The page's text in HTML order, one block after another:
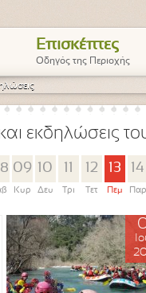
Επισκέπτες
Οδηγός της Περιοχής
εκδηλώσεις
09
Κυρ
10
Δευ Τρι
12
Τετ
13
Πεμ
14
Παρ